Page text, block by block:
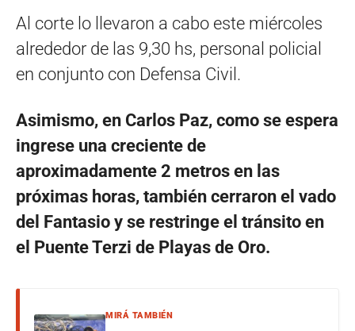
Al corte lo llevaron a cabo este miércoles
alrededor de las 9,30 hs, personal policial
en conjunto con Defensa Civil.
Asimismo, en Carlos Paz, como se espera
ingrese una creciente de
aproximadamente 2 metros en las
próximas horas, también cerraron el vado
del Fantasio y se restringe el tránsito en
el Puente Terzi de Playas de Oro.
MIRÁ TAMBIÉN